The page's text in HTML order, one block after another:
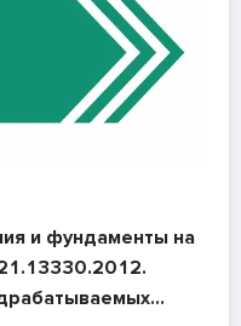
и фундаменты на